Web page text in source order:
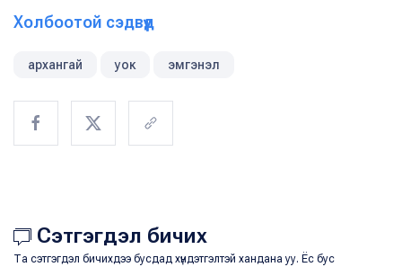
Холбоотой сэдвүүд
архангай уок эмгэнэл
Сэтгэгдэл бичих
Та сэтгэгдэл бичихдээ бусдад хүндэтгэлтэй хандана уу. Ёс бус